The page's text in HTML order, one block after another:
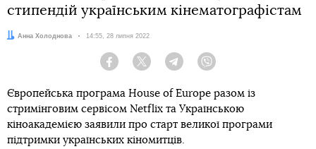
стипендій українським кінематографістам
Автор:
Анна Холоднова Дата:
14:55, 28 липня 2022
Facebook Twitter Telegram
Європейська програма House of Europe разом із
стримінговим сервісом Netflix та Українською
кіноакадемією заявили про старт великої програми
підтримки українських кіномитців.